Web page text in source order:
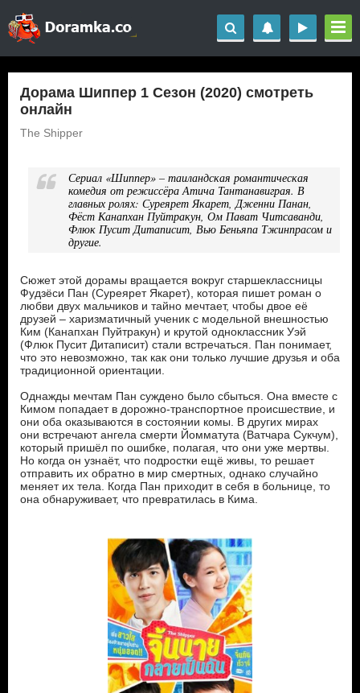
Дорама Шиппер 1 Сезон (2020) смотреть
онлайн
The Shipper
Сериал «Шиппер» – таиландская романтическая
комедия от режиссёра Атича Тантанавиграя. В
главных ролях: Суреярет Якарет, Дженни Панан,
Фёст Канапхан Пуйтракун, Ом Пават Читсаванди,
Флюк Пусит Дитаписит, Вью Беньяпа Тжинпрасом и
другие.
Сюжет этой дорамы вращается вокруг старшеклассницы
Фудзёси Пан (Суреярет Якарет), которая пишет роман о
любви двух мальчиков и тайно мечтает, чтобы двое её
друзей – харизматичный ученик с модельной внешностью
Ким (Канапхан Пуйтракун) и крутой одноклассник Уэй
(Флюк Пусит Дитаписит) стали встречаться. Пан понимает,
что это невозможно, так как они только лучшие друзья и оба
традиционной ориентации.
Однажды мечтам Пан суждено было сбыться. Она вместе с
Кимом попадает в дорожно-транспортное происшествие, и
они оба оказываются в состоянии комы. В других мирах
они встречают ангела смерти Йомматута (Ватчара Сукчум),
который пришёл по ошибке, полагая, что они уже мертвы.
Но когда он узнаёт, что подростки ещё живы, то решает
отправить их обратно в мир смертных, однако случайно
меняет их тела. Когда Пан приходит в себя в больнице, то
она обнаруживает, что превратилась в Кима.